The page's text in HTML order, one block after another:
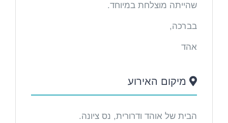
שהייתה מוצלחת במיוחד.
בברכה,
אהד
מיקום האירוע
הבית של אוהד ודרורית, נס ציונה.